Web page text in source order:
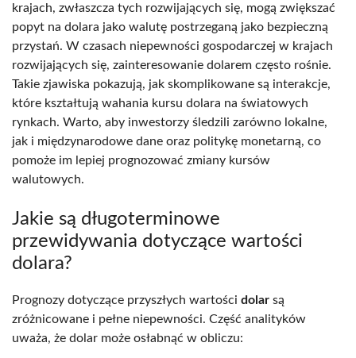
krajach, zwłaszcza tych rozwijających się, mogą zwiększać
popyt na dolara jako walutę postrzeganą jako bezpieczną
przystań. W czasach niepewności gospodarczej w krajach
rozwijających się, zainteresowanie dolarem często rośnie.
Takie zjawiska pokazują, jak skomplikowane są interakcje,
które kształtują wahania kursu dolara na światowych
rynkach. Warto, aby inwestorzy śledzili zarówno lokalne,
jak i międzynarodowe dane oraz politykę monetarną, co
pomoże im lepiej prognozować zmiany kursów
walutowych.
Jakie są długoterminowe
przewidywania dotyczące wartości
dolara?
Prognozy dotyczące przyszłych wartości dolar są
zróżnicowane i pełne niepewności. Część analityków
uważa, że dolar może osłabnąć w obliczu: